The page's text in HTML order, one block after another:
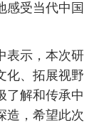
感受当代中国
表示，本次研
化、拓展视野
了解和传承中
造，希望此次